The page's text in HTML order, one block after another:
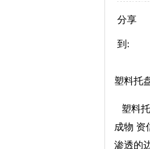
分享
到:
塑料托
塑料
成物 资
渗透的